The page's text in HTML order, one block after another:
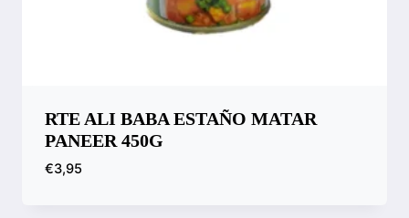
RTE ALI BABA ESTAÑO MATAR
PANEER 450G
€3,95